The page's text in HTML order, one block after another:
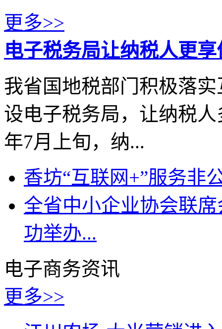
更多>>
电子税务局让纳税人更享
我省国地税部门积极落
设电子税务局，让纳税
年7月上旬，纳...
香坊“互联网+”服务非
全省中小企业协会联
功举办...
电子商务资讯
更多>>